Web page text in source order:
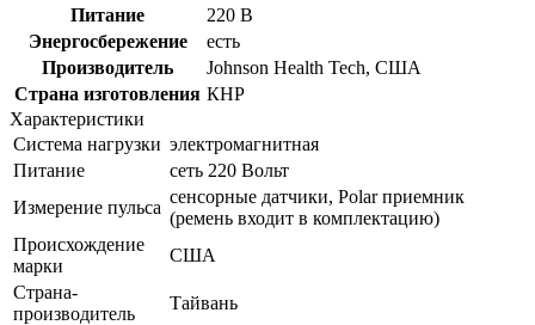
Питание
220 В
Энергосбережение
есть
Производитель
Johnson Health Tech, США
Страна изготовления КНР
Характеристики
Система нагрузки электромагнитная
Питание
сеть 220 Вольт
Измерение пульса
сенсорные датчики, Polar приемник
(ремень входит в комплектацию)
Происхождение
марки
США
Страна-
производитель
Тайвань